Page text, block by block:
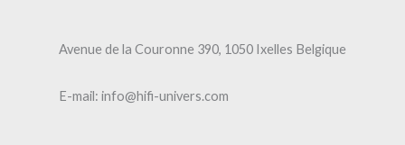
Avenue de la Couronne 390, 1050 Ixelles Belgique
E-mail: info@hifi-univers.com